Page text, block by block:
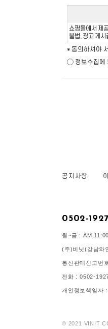
쇼핑몰에서 제
불법, 광고 게시
* 동의하셔야
정보수집에
공지사항
0502-
월~금 : AM
(주)비닛(강남
통신판매신고
전화 : 0502-
개인정보책임자
© 2021 VINIT